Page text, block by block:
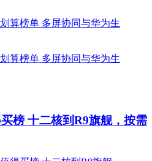
榜 十二核到R9旗舰，按需